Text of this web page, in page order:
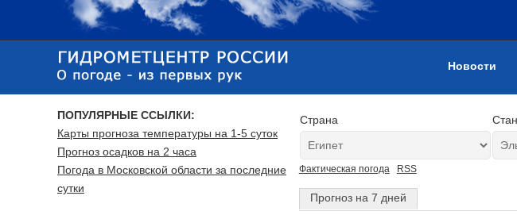
Новости
Страна
Фактическая погода RSS
Прогноз на 7 дней
ПОПУЛЯРНЫЕ ССЫЛКИ:
Карты прогноза температуры на 1-5 суток
Прогноз осадков на 2 часа
Погода в Московской области за последние
сутки